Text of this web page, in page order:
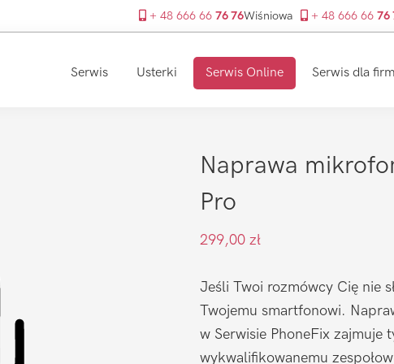
+ 48 666 66 76 76Wiśniowa + 48 666 66 76
Serwis Usterki Serwis Online Serwis dla firm
Naprawa
Pro
299,00 zł
Jeśli Twoi rozmówcy Cię nie
Twojemu smartfonowi.
w Serwisie PhoneFix
wykwalifikowanemu